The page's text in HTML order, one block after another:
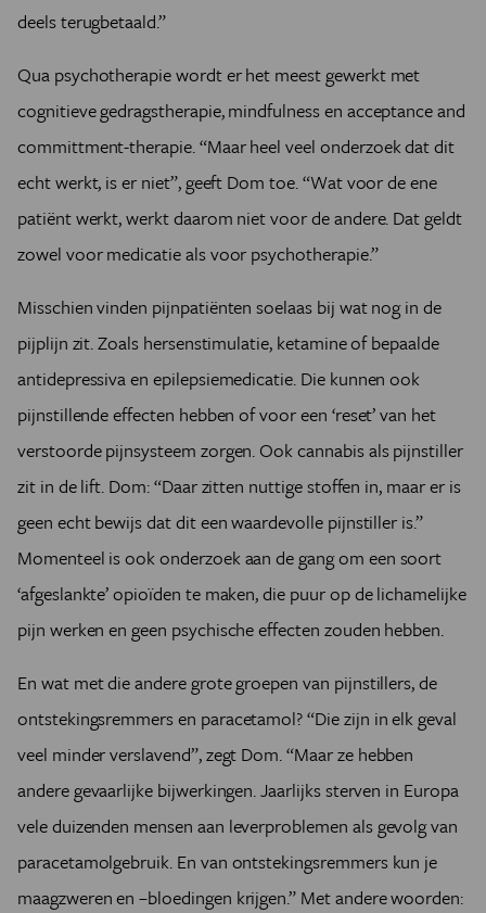
Voor sommige patiënten is het niet leefbaar zonder
(Universiteit Antwerpen). “Toch is het altijd goed als een
arts nagaat waar de pijn vandaan komt. Kun je iets doen
aan de oorzaak, of niet? Of ligt die oorzaak misschien
wel bij het opioïdengebruik op zich? Langdurig gebruik
kan pijn uitlokken.”
“Dankzij de opioïden wordt mijn leven draaglijker”, zegt
Joëlle. “Als pijn tijdelijk is, kun je even doorbijten. Maar
als je nooit eens op adem kunt komen, wordt dat heel
zwaar. Ik neem alleen medicatie als ik pijn heb, en dan
start ik meestal met een half tabletje. Is het na een uur
niet afgezwakt, dan neem ik de tweede helft. Ik ben me
bewust van de risico’s en ga er weloverwogen mee om.
gebruik van opioïden jarenlang uitgesteld en neem ik de
medicatie nooit preventief. En er zijn ook positieve
aspecten aan opioïden, naast hun pijnstillende effect. Ze
Dat kan bijvoorbeeld niet gezegd worden van
paracetamol (dat bij verkeerde doseringen
leverproblemen oplevert) en van onstekingsremmers
(die slecht zijn voor de maag).
Het is niet omdat je pijnpatiënt bent dat je per definitie
aan je pijnstillers, bevestigt Dom. Het risico is voor
iedereen anders.
Joëlle heeft overigens nog andere strategieën om de
pijn te verlichten. “Als ik pijn heb, heb ik de neiging te
bewegen en rond te lopen. Als ik genoeg afleiding heb
en leuke dingen doe, dan kan ik het beter volhouden. Al
heeft dat ook een keerzijde. Als ik bijvoorbeeld eens ga
dansen, dan moet ik dat de dagen daarna bekopen. De
pijn gaat dan door het plafond. Ik heb fysiotherapie en
deels terugbetaald.”
Qua psychotherapie wordt er het meest gewerkt met
cognitieve gedragstherapie, mindfulness en acceptance and
committment-therapie. “Maar heel veel onderzoek dat dit
echt werkt, is er niet”, geeft Dom toe. “Wat voor de ene
patiënt werkt, werkt daarom niet voor de andere. Dat geldt
zowel voor medicatie als voor psychotherapie.”
Misschien vinden pijnpatiënten soelaas bij wat nog in de
pijplijn zit. Zoals hersenstimulatie, ketamine of bepaalde
antidepressiva en epilepsie­medicatie. Die kunnen ook
pijnstillende effecten hebben of voor een ‘reset’ van het
verstoorde pijnsysteem zorgen. Ook cannabis als pijnstiller
zit in de lift. Dom: “Daar zitten nuttige stoffen in, maar er is
geen echt bewijs dat dit een waardevolle pijnstiller is.”
Momenteel is ook onderzoek aan de gang om een soort
‘afgeslankte’ opioïden te m­aken, die puur op de lichamelijke
pijn werken en geen psychische effecten zouden hebben.
En wat met die andere grote groepen van pijnstillers, de
ontstekingsremmers en paracetamol? “Die zijn in elk geval
veel minder verslavend”, zegt Dom. “Maar ze hebben
andere gevaarlijke bijwerkingen. Jaarlijks sterven in Europa
vele duizenden mensen aan leverproblemen als gevolg van
paracetamolgebruik. En van ontstekingsremmers kun je
maagzweren en –bloedingen krijgen.” Met andere woorden: